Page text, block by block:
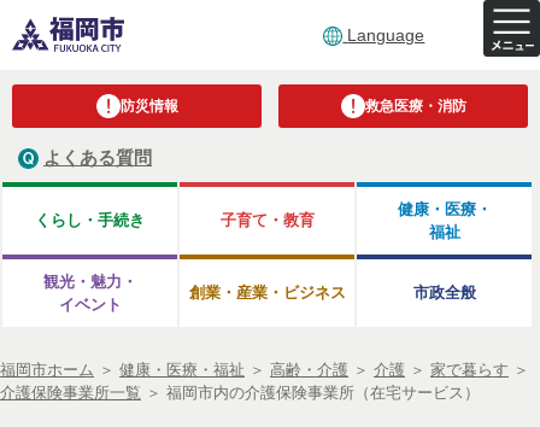
Language
防災情報 救急医療・消防
よくある質問
くらし・手続き 子育て・教育
健康・医療・
福祉
観光・魅力・
イベント
創業・産業・ビジネス 市政全般
福岡市ホーム ＞ 健康・医療・福祉 ＞ 高齢・介護 ＞ 介護 ＞ 家で暮らす ＞
介護保険事業所一覧 ＞ 福岡市内の介護保険事業所（在宅サービス）